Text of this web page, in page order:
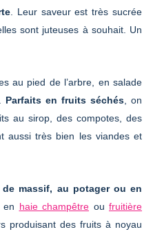
. Leur saveur est très sucrée
sont juteuses à souhait. Un
au pied de l’arbre, en salade
Parfaits en fruits séchés , on
au sirop, des compotes, des
aussi très bien les viandes et
massif, au potager ou en
en haie champêtre ou fruitière
produisant des fruits à noyau